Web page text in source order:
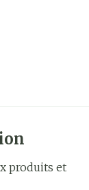
produits et